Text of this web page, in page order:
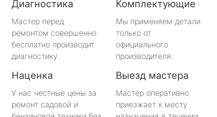
Диагностика
Мастер перед
ремонтом совершенно
бесплатно производит
диагностику.
Комплектующие
Мы применяем детали
только от
официального
производителя.
Наценка
У нас честные цены за
ремонт садовой и
Выезд мастера
Мастер оперативно
приезжает к месту